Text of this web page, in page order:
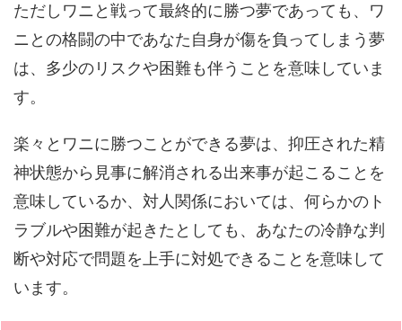
ただしワニと戦って最終的に勝つ夢であっても、ワ
ニとの格闘の中であなた自身が傷を負ってしまう夢
は、多少のリスクや困難も伴うことを意味していま
す。
楽々とワニに勝つことができる夢は、抑圧された精
神状態から見事に解消される出来事が起こることを
意味しているか、対人関係においては、何らかのト
ラブルや困難が起きたとしても、あなたの冷静な判
断や対応で問題を上手に対処できることを意味して
います。